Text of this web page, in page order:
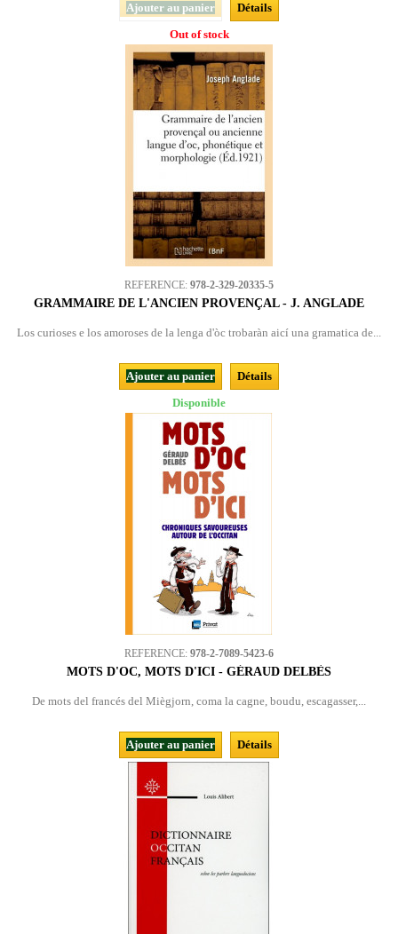
Ajouter au panier
Détails
Out of stock
REFERENCE: 978-2-329-20335-5
GRAMMAIRE DE L'ANCIEN PROVENÇAL - J. ANGLADE
Los curioses e los amoroses de la lenga d'òc trobaràn aicí una gramatica de...
Ajouter au panier
Détails
Disponible
REFERENCE: 978-2-7089-5423-6
MOTS D'OC, MOTS D'ICI - GÉRAUD DELBÈS
De mots del francés del Miègjorn, coma la cagne, boudu, escagasser,...
Ajouter au panier Détails